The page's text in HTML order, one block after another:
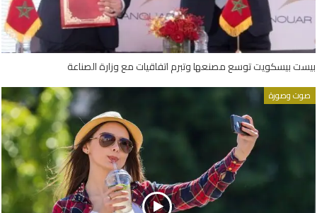
بيست بيسكويت توسع مصنعها وتبرم اتفاقيات مع وزارة الصناعة
صوت وصورة